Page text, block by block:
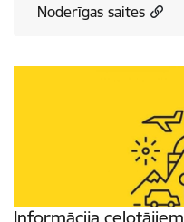
Noderīgas saites
Informācija ceļotājiem